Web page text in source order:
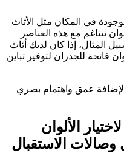
في المكان مثل الأثاث
تتناغم مع هذه العناصر
المثال، إذا كان لديك أثاث
فاتحة للجدران لتوفير تباين
لإضافة عمق واهتمام بصري
الألوان
وصالات الاستقبال